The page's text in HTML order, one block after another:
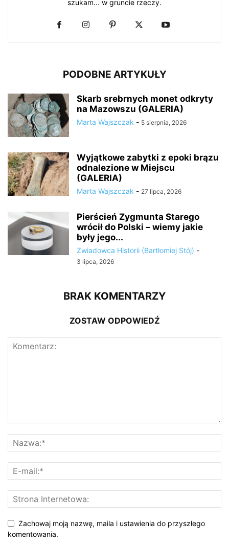
szukam... w gruncie rzeczy.
PODOBNE ARTYKUŁY
Skarb srebrnych monet odkryty
na Mazowszu (GALERIA)
Marta Wajszczak - 5 sierpnia, 2026
Wyjątkowe zabytki z epoki brązu
odnalezione w Miejscu
(GALERIA)
Marta Wajszczak - 27 lipca, 2026
Pierścień Zygmunta Starego
wrócił do Polski – wiemy jakie
były jego...
Zwiadowca Historii (Bartłomiej Stój) -
3 lipca, 2026
BRAK KOMENTARZY
ZOSTAW ODPOWIEDŹ
Zachowaj moją nazwę, maila i ustawienia do przyszłego
komentowania.